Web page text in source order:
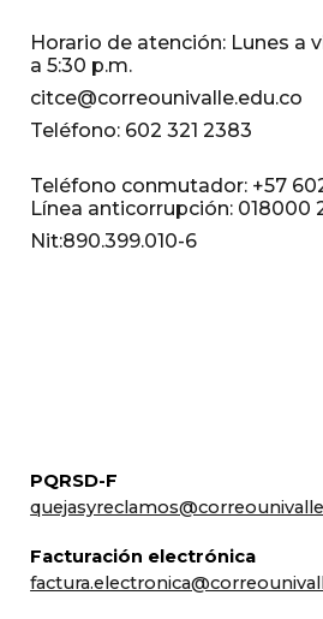
Horario de atención: Lunes a
a 5:30 p.m.
citce@correounivalle.edu.co
Teléfono: 602 321 2383
Teléfono conmutador: +57
Línea anticorrupción: 018000
Nit:890.399.010-6
PQRSD-F
Facturación electrónica